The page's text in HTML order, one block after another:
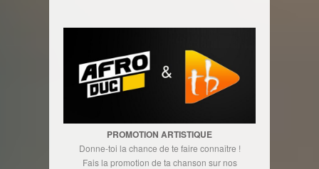
PROMOTION ARTISTIQUE
Donne-toi la chance de te faire connaître !
Fais la promotion de ta chanson sur nos